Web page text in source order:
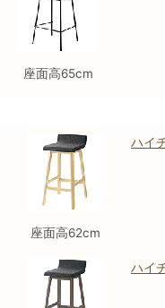
座面高65cm
座面高62cm
ハイ
ハイ